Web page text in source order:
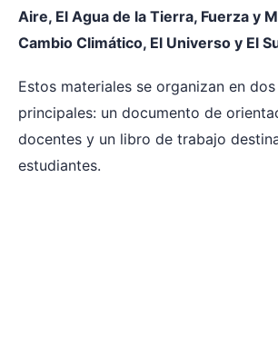
Aire, El Agua de la Tierra, Fuerza y
Cambio Climático, El Universo y El
Estos materiales se organizan en
principales: un documento de
docentes y un libro de trabajo
estudiantes.